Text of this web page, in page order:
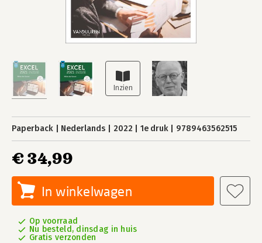
Paperback Nederlands 2022 1e druk 9789463562515
€ 34,99
In winkelwagen
Op voorraad
Nu besteld, dinsdag in huis
Gratis verzonden